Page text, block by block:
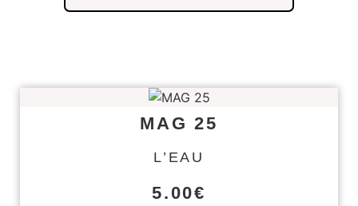
MAG 25
L’EAU
5.00€